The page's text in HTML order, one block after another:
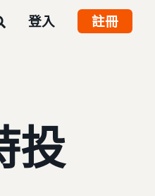
登入 註冊
投